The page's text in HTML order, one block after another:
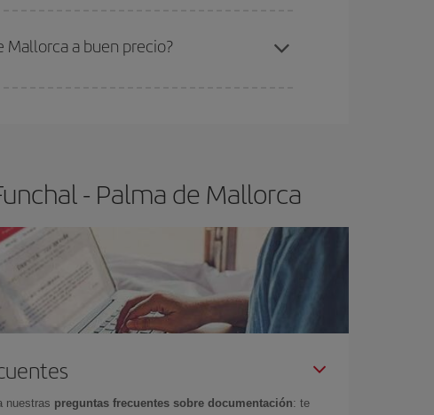
Mallorca a buen precio?
- Palma de Mallorca
nuestras preguntas frecuentes sobre documentación: te